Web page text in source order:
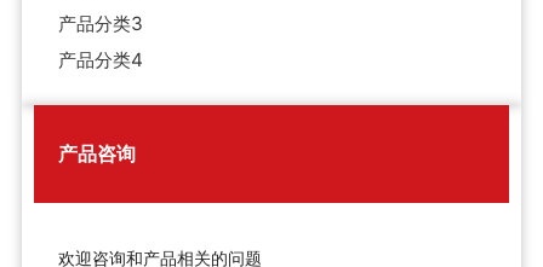
产品分类3
产品分类4
产品咨询
欢迎咨询和产品相关的问题